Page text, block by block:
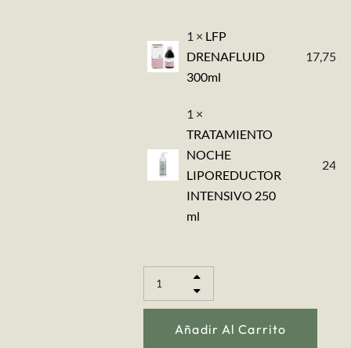
1 × LFP
DRENAFLUID
300ml
17,75
1 ×
TRATAMIENTO
NOCHE
LIPOREDUCTOR
INTENSIVO 250
ml
Añadir Al Carrito